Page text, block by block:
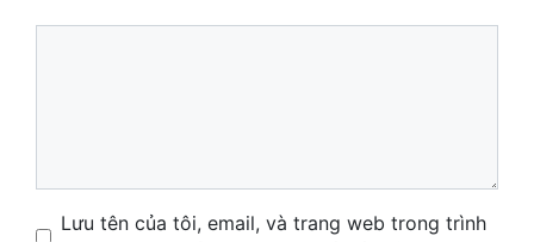
Name
Email
Website
Lưu tên của tôi, email, và trang web trong trình